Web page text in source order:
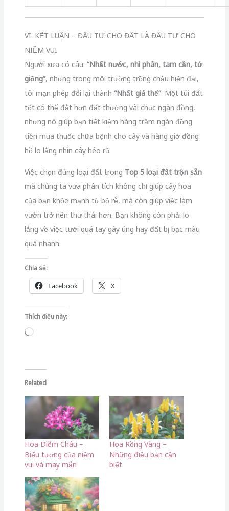
VI. KẾT LUẬN – ĐẦU TƯ CHO ĐẤT LÀ ĐẦU TƯ CHO
NIỀM VUI
Người xưa có câu: “Nhất nước, nhì phân, tam cần, tứ
giống”, nhưng trong môi trường trồng chậu hiện đại,
tôi mạn phép đổi lại thành “Nhất giá thể”. Một túi đất
tốt có thể đắt hơn đất thường vài chục ngàn đồng,
nhưng nó giúp bạn tiết kiệm hàng trăm ngàn đồng
tiền mua thuốc chữa bệnh cho cây và hàng giờ đồng
hồ lo lắng nhìn cây héo rũ.
Việc chọn đúng loại đất trong Top 5 loại đất trộn sẵn
mà chúng ta vừa phân tích không chỉ giúp cây hoa
của bạn khỏe mạnh từ bộ rễ, mà còn giúp việc làm
vườn trở nên thư thái hơn. Bạn không còn phải lo
lắng về việc tưới quá tay gây úng hay đất bị bạc màu
quá nhanh.
Chia sẻ:
Facebook X
Thích điều này:
Đang
Related
Hoa Diễm Châu –
Biểu tượng của niềm
vui và may mắn
Hoa Rồng Vàng –
Những điều bạn cần
biết